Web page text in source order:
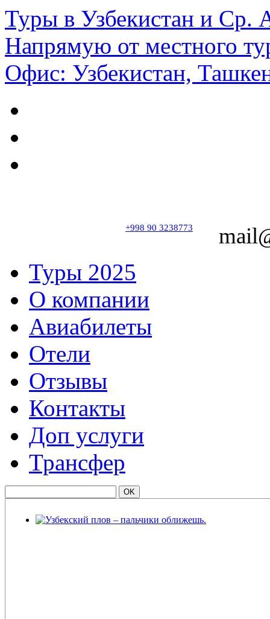
Туры в Узбекистан и Ср.
Напрямую от местного
Офис: Узбекистан,
+998 90 3238773
Туры 2025
О компании
Авиабилеты
Отели
Отзывы
Контакты
Доп услуги
Трансфер